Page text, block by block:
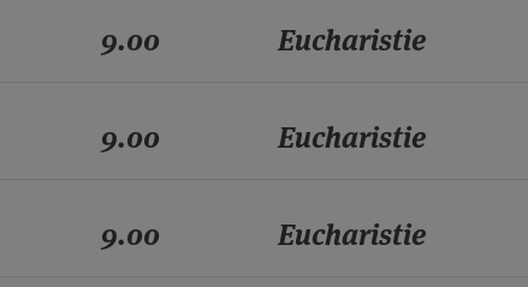
9.00 Eucharistie
9.00 Eucharistie
9.00 Eucharistie